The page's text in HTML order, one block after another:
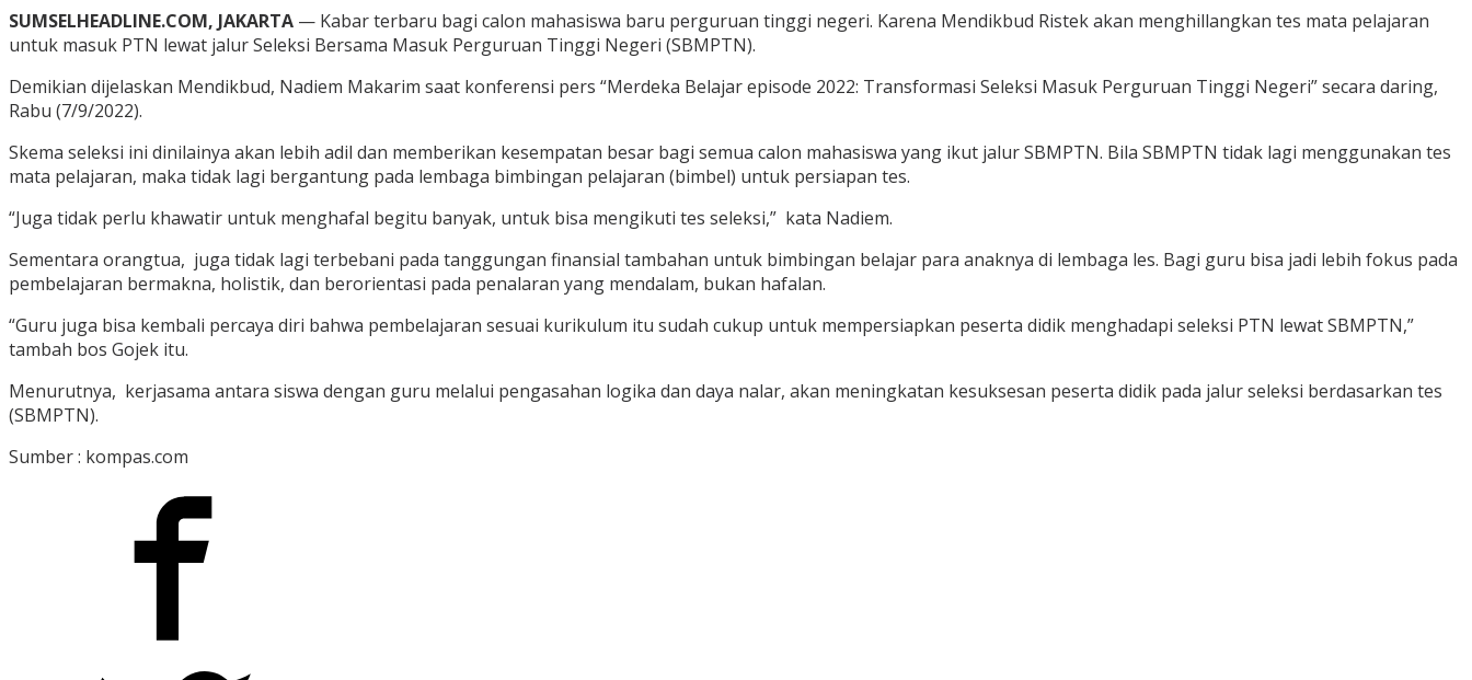
SUMSELHEADLINE.COM, JAKARTA — Kabar terbaru bagi calon mahasiswa baru perguruan tinggi negeri. Karena Mendikbud Ristek akan menghillangkan tes mata pelajaran
untuk masuk PTN lewat jalur Seleksi Bersama Masuk Perguruan Tinggi Negeri (SBMPTN).
Demikian dijelaskan Mendikbud, Nadiem Makarim saat konferensi pers “Merdeka Belajar episode 2022: Transformasi Seleksi Masuk Perguruan Tinggi Negeri” secara daring,
Rabu (7/9/2022).
Skema seleksi ini dinilainya akan lebih adil dan memberikan kesempatan besar bagi semua calon mahasiswa yang ikut jalur SBMPTN. Bila SBMPTN tidak lagi menggunakan tes
mata pelajaran, maka tidak lagi bergantung pada lembaga bimbingan pelajaran (bimbel) untuk persiapan tes.
“Juga tidak perlu khawatir untuk menghafal begitu banyak, untuk bisa mengikuti tes seleksi,” kata Nadiem.
Sementara orangtua, juga tidak lagi terbebani pada tanggungan finansial tambahan untuk bimbingan belajar para anaknya di lembaga les. Bagi guru bisa jadi lebih fokus pada
pembelajaran bermakna, holistik, dan berorientasi pada penalaran yang mendalam, bukan hafalan.
“Guru juga bisa kembali percaya diri bahwa pembelajaran sesuai kurikulum itu sudah cukup untuk mempersiapkan peserta didik menghadapi seleksi PTN lewat SBMPTN,”
tambah bos Gojek itu.
Menurutnya, kerjasama antara siswa dengan guru melalui pengasahan logika dan daya nalar, akan meningkatan kesuksesan peserta didik pada jalur seleksi berdasarkan tes
(SBMPTN).
Sumber : kompas.com